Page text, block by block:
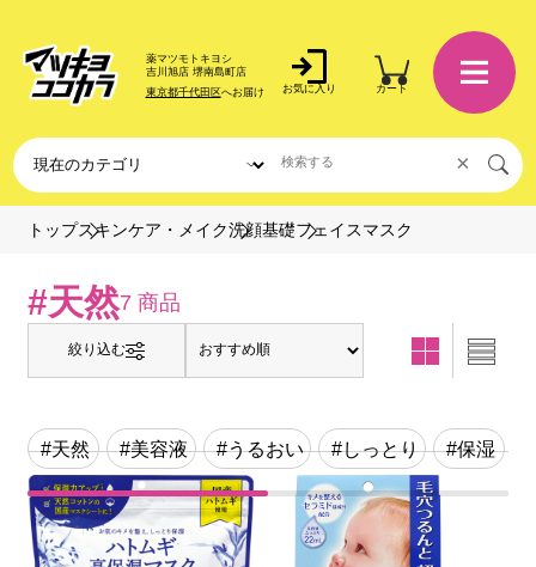
薬マツモトキヨシ
吉川旭店 堺南島町店
東京都千代田区へお届け お気に入り カート
×
トップスキンケア・メイク洗顔基礎フェイスマスク
#天然7 商品
絞り込む
#天然 #美容液 #うるおい #しっとり #保湿